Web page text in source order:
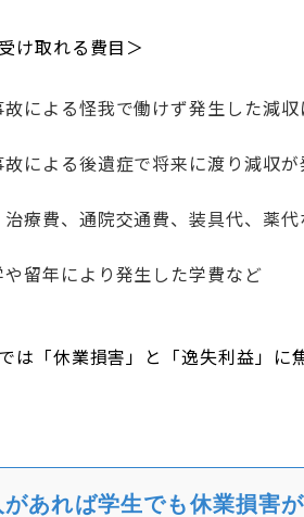
け取れる費目＞
による怪我で働けず発生した減
による後遺症で将来に渡り減収
療費、通院交通費、装具代、薬代
留年により発生した学費など
は「休業損害」と「逸失利益」に
あれば学生でも休業損害